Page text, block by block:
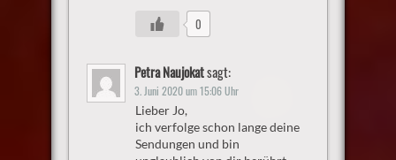
0
Petra Naujokatsagt:
3. Juni 2020 um 15:06 Uhr
Lieber Jo,
ich verfolge schon lange deine
Sendungen und bin